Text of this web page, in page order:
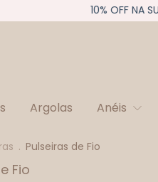
10% OFF NA SUA
Argolas Anéis
. Pulseiras de Fio
Fio